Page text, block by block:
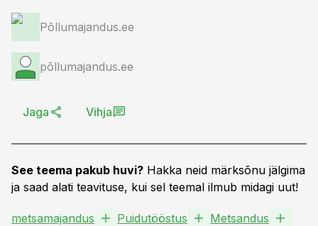
Põllumajandus.ee
põllumajandus.ee
Jaga Vihja
See teema pakub huvi? Hakka neid märksõnu jälgima
ja saad alati teavituse, kui sel teemal ilmub midagi uut!
metsamajandus Puidutööstus Metsandus